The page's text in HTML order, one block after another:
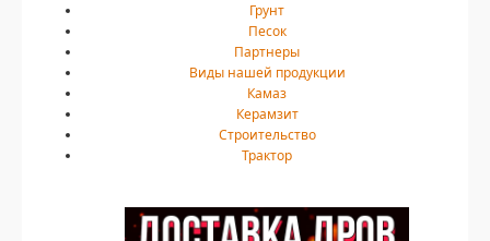
Грунт
Песок
Партнеры
Виды нашей продукции
Камаз
Керамзит
Строительство
Трактор